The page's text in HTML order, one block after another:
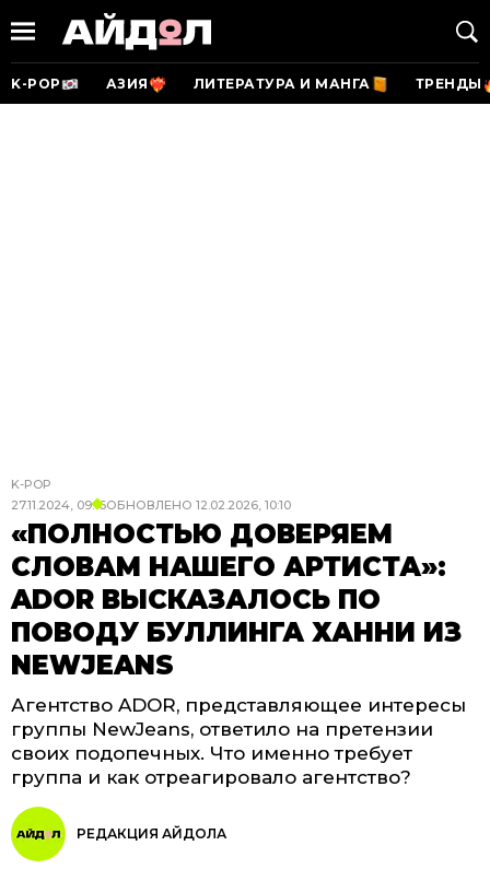
K-POP АЗИЯ ЛИТЕРАТУРА И МАНГА ТРЕНДЫ
K-POP
27.11.2024, 09:16ОБНОВЛЕНО 12.02.2026, 10:10
«ПОЛНОСТЬЮ ДОВЕРЯЕМ
СЛОВАМ НАШЕГО АРТИСТА»:
ADOR ВЫСКАЗАЛОСЬ ПО
ПОВОДУ БУЛЛИНГА ХАННИ ИЗ
NEWJEANS
Агентство ADOR, представляющее интересы
группы NewJeans, ответило на претензии
своих подопечных. Что именно требует
группа и как отреагировало агентство?
РЕДАКЦИЯ АЙДОЛА